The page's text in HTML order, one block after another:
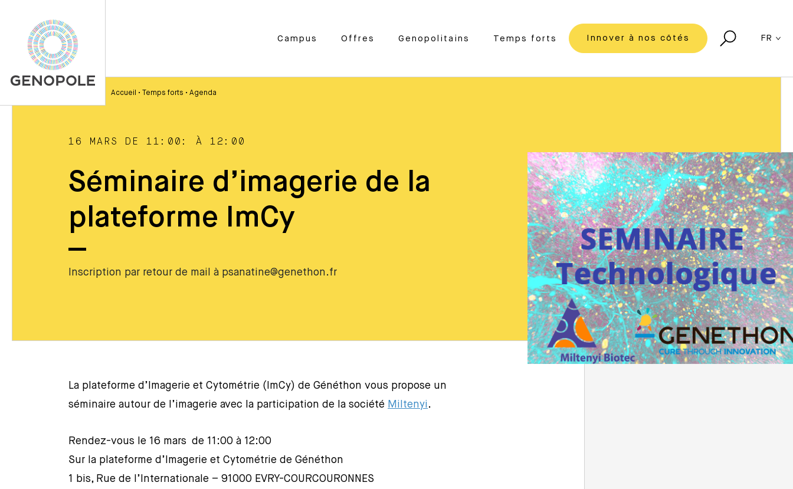
Campus Offres Genopolitains Temps forts Innover à nos côtés FR
Accueil • Temps forts • Agenda
16 MARS DE 11:00: À 12:00
Séminaire d’imagerie de la
plateforme ImCy
Inscription par retour de mail à psanatine@genethon.fr
La plateforme d’Imagerie et Cytométrie (ImCy) de Généthon vous propose un
séminaire autour de l’imagerie avec la participation de la société Miltenyi.
Rendez-vous le 16 mars de 11:00 à 12:00
Sur la plateforme d’Imagerie et Cytométrie de Généthon
1 bis, Rue de l’Internationale – 91000 EVRY-COURCOURONNES